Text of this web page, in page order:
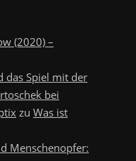
(2020) –
das Spiel mit der
bei
zu Was ist
Menschenopfer: